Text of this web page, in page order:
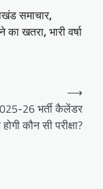
समाचार,
का खतरा,भारी वर्षा
26 भर्ती कैलेंडर
कौन सी परीक्षा?
⟶